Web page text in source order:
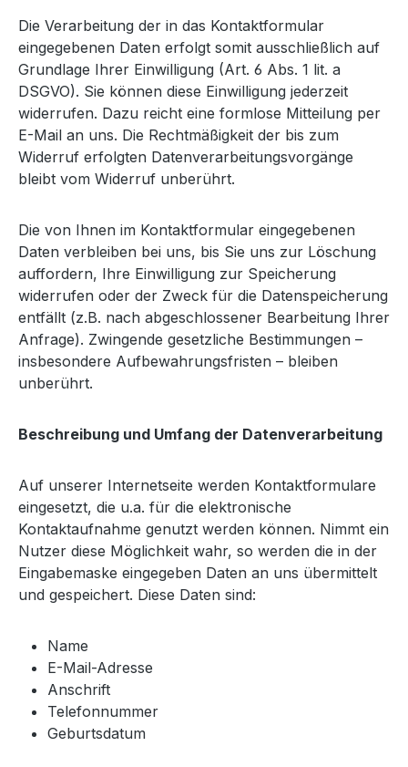
Die Verarbeitung der in das Kontaktformular
eingegebenen Daten erfolgt somit ausschließlich auf
Grundlage Ihrer Einwilligung (Art. 6 Abs. 1 lit. a
DSGVO). Sie können diese Einwilligung jederzeit
widerrufen. Dazu reicht eine formlose Mitteilung per
E-Mail an uns. Die Rechtmäßigkeit der bis zum
Widerruf erfolgten Datenverarbeitungsvorgänge
bleibt vom Widerruf unberührt.
Die von Ihnen im Kontaktformular eingegebenen
Daten verbleiben bei uns, bis Sie uns zur Löschung
auffordern, Ihre Einwilligung zur Speicherung
widerrufen oder der Zweck für die Datenspeicherung
entfällt (z.B. nach abgeschlossener Bearbeitung Ihrer
Anfrage). Zwingende gesetzliche Bestimmungen –
insbesondere Aufbewahrungsfristen – bleiben
unberührt.
Beschreibung und Umfang der Datenverarbeitung
Auf unserer Internetseite werden Kontaktformulare
eingesetzt, die u.a. für die elektronische
Kontaktaufnahme genutzt werden können. Nimmt ein
Nutzer diese Möglichkeit wahr, so werden die in der
Eingabemaske eingegeben Daten an uns übermittelt
und gespeichert. Diese Daten sind:
Name
E-Mail-Adresse
Anschrift
Telefonnummer
Geburtsdatum